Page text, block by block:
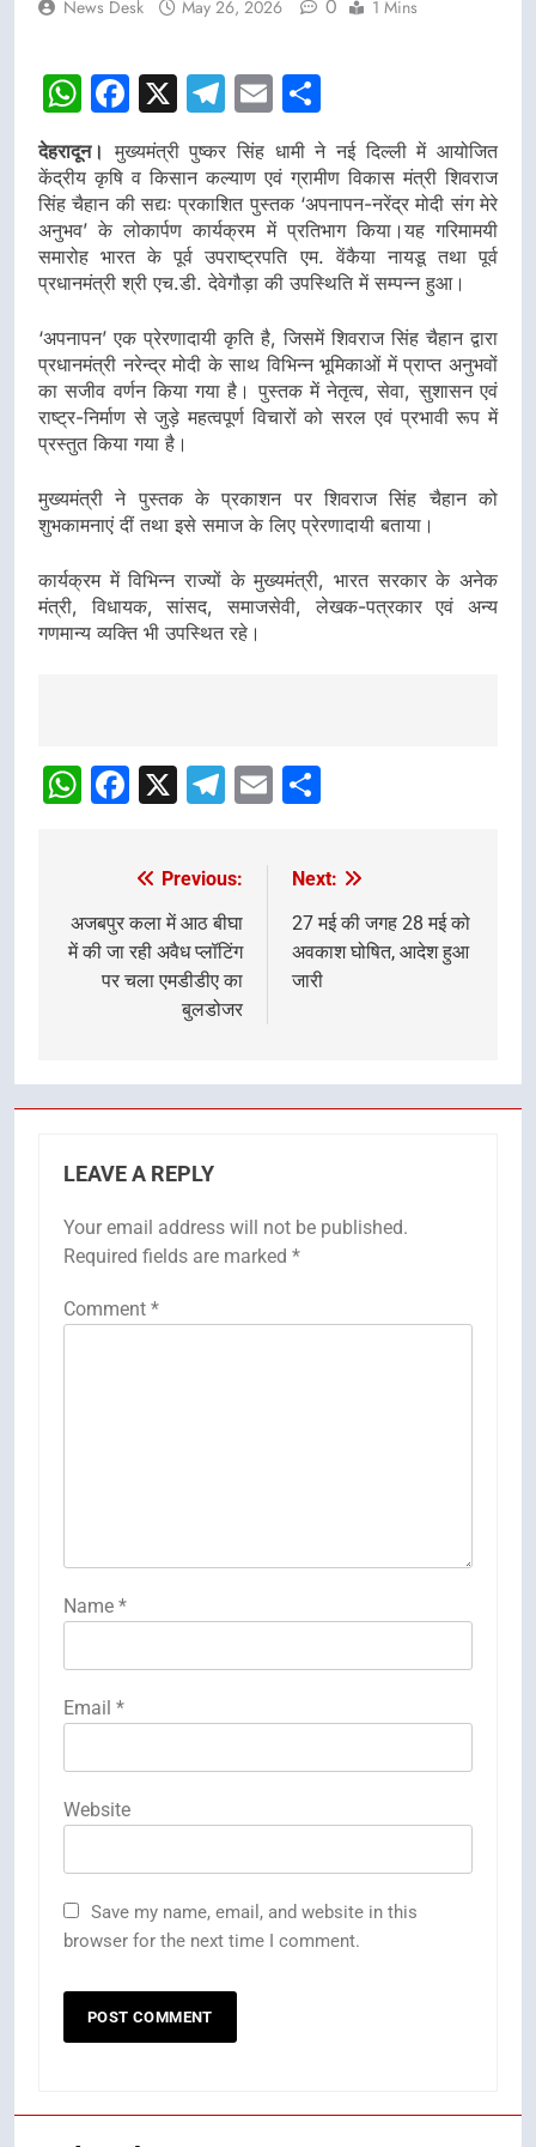
News Desk May 26, 2026 0 1 Mins
WhatsApp
Facebook
X Telegram
Email
देहरादून। मुख्यमंत्री पुष्कर सिंह धामी ने नई दिल्ली में आयोजित
केंद्रीय कृषि व किसान कल्याण एवं ग्रामीण विकास मंत्री शिवराज
सिंह चैहान की सद्यः प्रकाशित पुस्तक ‘अपनापन-नरेंद्र मोदी संग मेरे
अनुभव’ के लोकार्पण कार्यक्रम में प्रतिभाग किया।यह गरिमामयी
समारोह भारत के पूर्व उपराष्ट्रपति एम. वेंकैया नायडू तथा पूर्व
प्रधानमंत्री श्री एच.डी. देवेगौड़ा की उपस्थिति में सम्पन्न हुआ।
‘अपनापन’ एक प्रेरणादायी कृति है, जिसमें शिवराज सिंह चैहान द्वारा
प्रधानमंत्री नरेन्द्र मोदी के साथ विभिन्न भूमिकाओं में प्राप्त अनुभवों
का सजीव वर्णन किया गया है। पुस्तक में नेतृत्व, सेवा, सुशासन एवं
राष्ट्र-निर्माण से जुड़े महत्वपूर्ण विचारों को सरल एवं प्रभावी रूप में
प्रस्तुत किया गया है।
मुख्यमंत्री ने पुस्तक के प्रकाशन पर शिवराज सिंह चैहान को
शुभकामनाएं दीं तथा इसे समाज के लिए प्रेरणादायी बताया।
कार्यक्रम में विभिन्न राज्यों के मुख्यमंत्री, भारत सरकार के अनेक
मंत्री, विधायक, सांसद, समाजसेवी, लेखक-पत्रकार एवं अन्य
गणमान्य व्यक्ति भी उपस्थित रहे।
navigation
WhatsApp
Facebook
X Telegram
Email
navigation
Previous:
अजबपुर कला में आठ बीघा
में की जा रही अवैध प्लॉटिंग
पर चला एमडीडीए का
बुलडोजर
Next:
27 मई की जगह 28 मई को
अवकाश घोषित, आदेश हुआ
जारी
LEAVE A REPLY
Your email address will not be published.
Required fields are marked *
Comment *
Name *
Email *
Website
Save my name, email, and website in this
browser for the next time I comment.